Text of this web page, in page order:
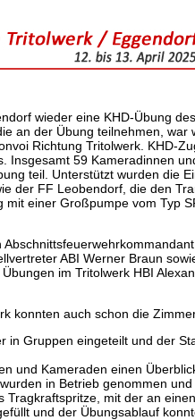
wieder eine KHD-Übung
an der Übung teilnehmen, war
Richtung Tritolwerk. KHD-
Insgesamt 59 Kameradinnen
teil. Unterstützt wurden die
der FF Leobendorf, die den
einer Großpumpe vom Typ
ABI Werner Braun
im Tritolwerk HBI
konnten auch schon die
in Gruppen eingeteilt und der
und Kameraden einen
in Betrieb genommen
mit der an
und der Übungsablauf